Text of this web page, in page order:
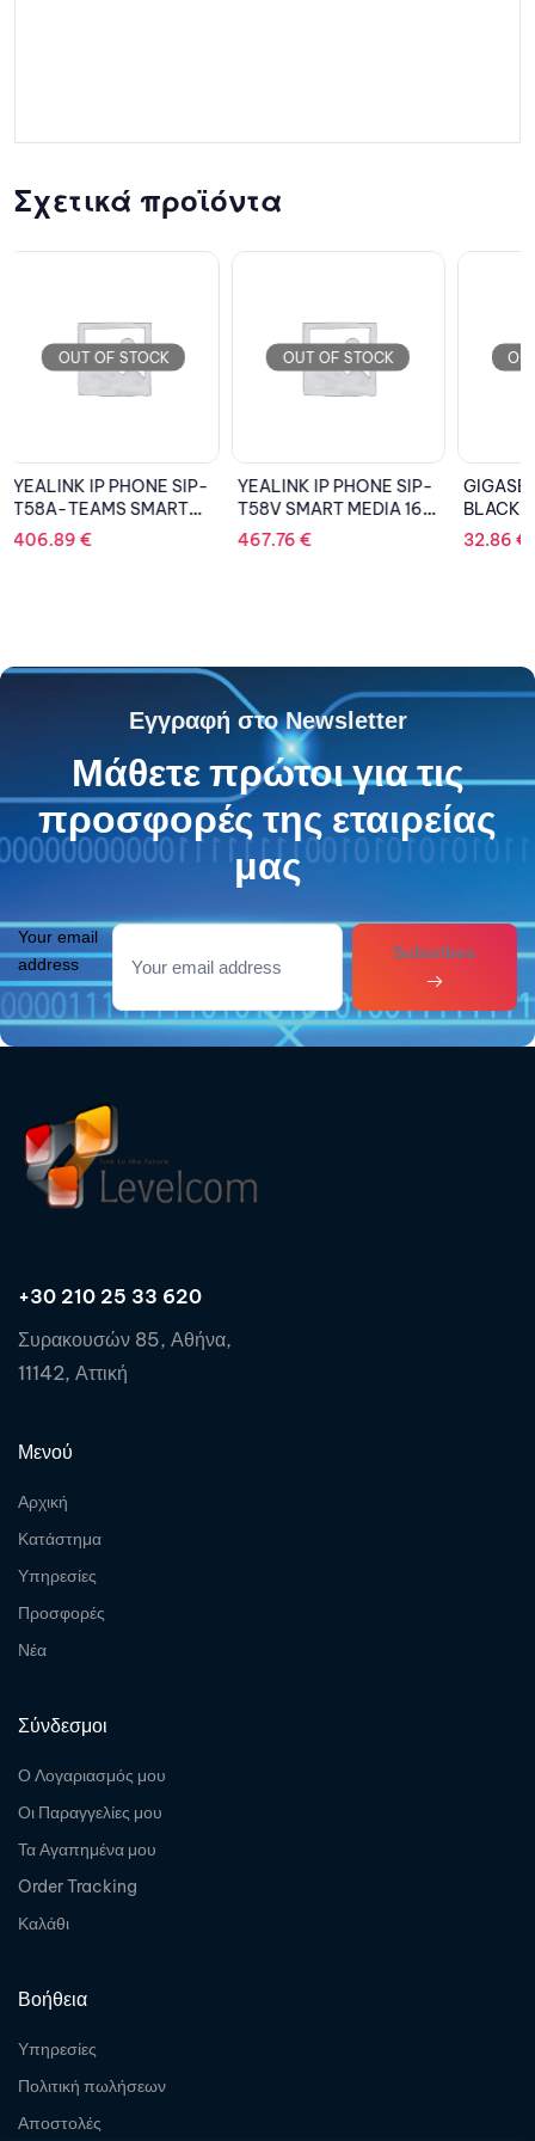
Σχετικά προϊόντα
OUT OF STOCK
YEALINK IP PHONE SIP-
T58V SMART MEDIA 16
SIP
467.76€
OUT OF STOCK
GIGASET DEVICE A180
BLACK
32.86 €
TEAMS
SIP
355.97
Εγγραφή στο Newsletter
Μάθετε πρώτοι για τις
προσφορές της εταιρείας
μας
Your email
address
Subcribes
+30 210 25 33 620
Συρακουσών 85, Αθήνα,
11142, Αττική
Μενού
Αρχική
Κατάστημα
Υπηρεσίες
Προσφορές
Νέα
Σύνδεσμοι
Ο Λογαριασμός μου
Οι Παραγγελίες μου
Τα Αγαπημένα μου
Order Tracking
Καλάθι
Βοήθεια
Υπηρεσίες
Πολιτική πωλήσεων
Αποστολές